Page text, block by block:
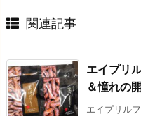
関連記事
エイプリ
＆憧れの
エイプリル